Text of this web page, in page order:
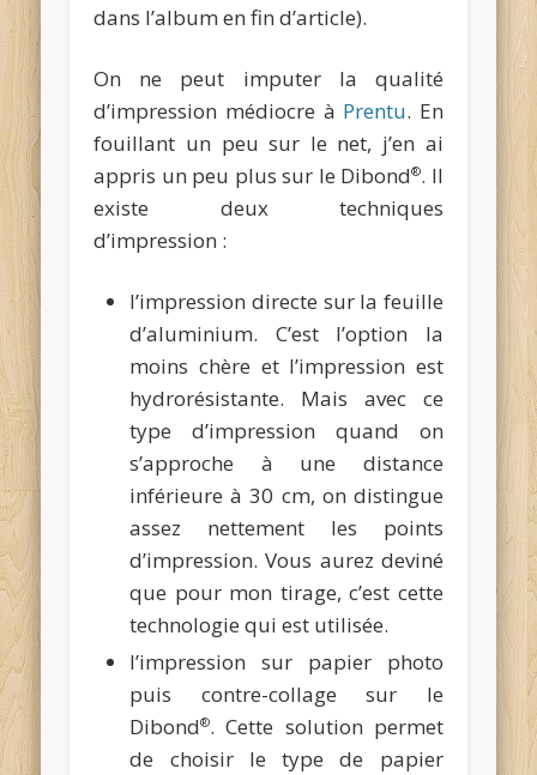
dans l’album en fin d’article).
On ne peut imputer la qualité
d’impression médiocre à Prentu. En
fouillant un peu sur le net, j’en ai
appris un peu plus sur le Dibond®. Il
existe deux techniques
d’impression :
l’impression directe sur la feuille
d’aluminium. C’est l’option la
moins chère et l’impression est
hydrorésistante. Mais avec ce
type d’impression quand on
s’approche à une distance
inférieure à 30 cm, on distingue
assez nettement les points
d’impression. Vous aurez deviné
que pour mon tirage, c’est cette
technologie qui est utilisée.
l’impression sur papier photo
puis contre-collage sur le
Dibond®. Cette solution permet
de choisir le type de papier